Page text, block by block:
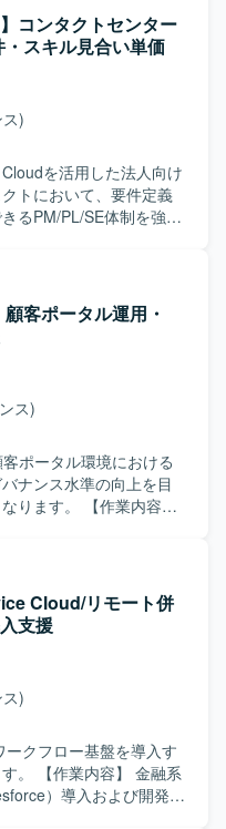
のすり合わせや課題整
だきます。 ・既存機能
能および軽微なApex、
ていただきます。 ・新
ら設計・実装・受け入
きます。 ・その他、関
じて対応していただき
提案・推進していただ
に関する知識や経
の複数クラウド
環境など）に関わるこ
めていただけます。 ・
することで、上流工程
く高めることができま
、長期的な関係構築と
す。 【開発環
Classic環
（旧
ております。
コンタクトセンター
スキル見合い単価
)
を活用した法人向け
トにおいて、要件定義
るPM/PL/SE体制を強化
シリテート、メンバー
納期・スコープ管理を
業務要件整理、業務お
能設計・仕様調整、設計
ォロー、テスト計画や
きます。 SEとしては、
連携のSalesforce側対
、テスト仕様書作成お
・リリース支援をご担
る方を求めています。
な参画を前提に、継続
り組んでいただける方
Service Cloudや
機能を活用した構築プロ
です。PM/PL/SEそれぞ
進経験や外部連携を含
期的な視点でキャリア
、CTIや外部システム
む環境での構築・開発
客ポータル運用・
ス)
ポータル環境における
ナンス水準の向上を目
作業内容】
への技術支援やテクニ
の提供などの技術相
す。さらに、メンバー
たナレッジ共有を行
や安全性に関するアド
わっていただきます。
る豊富な知見をもち、
いただける方を求めて
にコミュニケーション
トの両面で主体的にリ
】
Cloud/リモート併
支援
)
ークフロー基盤を導入す
融系
）導入および開発支